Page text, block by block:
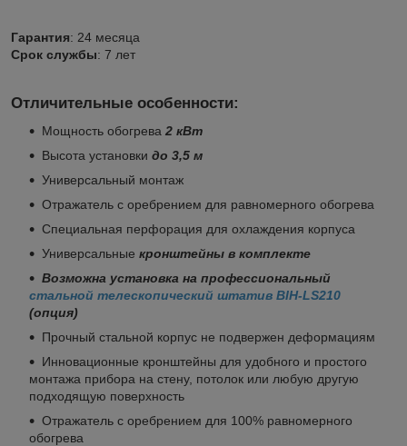
Гарантия: 24 месяца
Срок службы: 7 лет
Отличительные особенности:
Мощность обогрева 2 кВт
Высота установки до 3,5 м
Универсальный монтаж
Отражатель с оребрением для равномерного обогрева
Специальная перфорация для охлаждения корпуса
Универсальные кронштейны в комплекте
Возможна установка на профессиональный
стальной телескопический штатив BIH-LS210
(опция)
Прочный стальной корпус не подвержен деформациям
Инновационные кронштейны для удобного и простого
монтажа прибора на стену, потолок или любую другую
подходящую поверхность
Отражатель с оребрением для 100% равномерного
обогрева